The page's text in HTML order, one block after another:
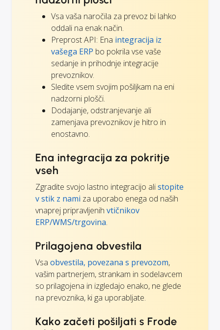
Vsa vaša naročila za prevoz bi lahko
oddali na enak način.
Preprost API: Ena integracija iz
vašega ERP bo pokrila vse vaše
sedanje in prihodnje integracije
prevoznikov.
Sledite vsem svojim pošiljkam na eni
nadzorni plošči.
Dodajanje, odstranjevanje ali
zamenjava prevoznikov je hitro in
enostavno.
Ena integracija za pokritje
vseh
Zgradite svojo lastno integracijo alistopite
v stik z nami za uporabo enega od naših
vnaprej pripravljenih vtičnikov
ERP/WMS/trgovina.
Prilagojena obvestila
Vsa obvestila, povezana s prevozom,
vašim partnerjem, strankam in sodelavcem
so prilagojena in izgledajo enako, ne glede
na prevoznika, ki ga uporabljate.
Kako začeti pošiljati s Frode